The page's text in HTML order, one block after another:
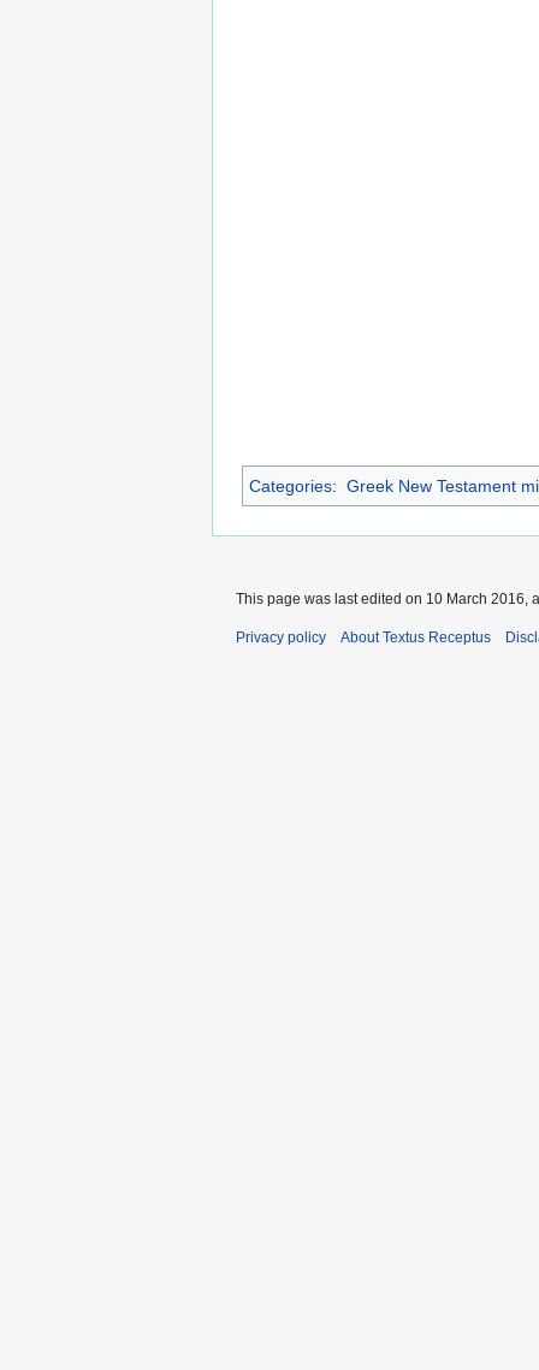
Categories: Greek New Testament
This page was last edited on 10 March 2016,
Privacy policy About Textus Receptus